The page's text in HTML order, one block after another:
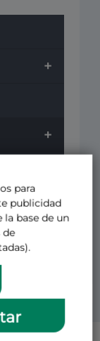
+
+
+
para
publicidad
la base de un
de